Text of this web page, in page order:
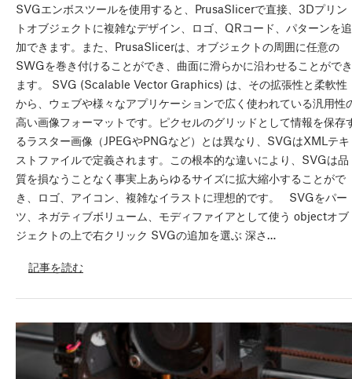
SVGエンボスツールを使用すると、PrusaSlicerで直接、3Dプリン
トオブジェクトに複雑なデザイン、ロゴ、QRコード、パターンを追
加できます。また、PrusaSlicerは、オブジェクトの周囲に任意の
SWGを巻き付けることができ、曲面に滑らかに沿わせることができ
ます。 SVG (Scalable Vector Graphics) は、その拡張性と柔軟性
から、ウェブや様々なアプリケーションで広く使われている汎用性
高い画像フォーマットです。ピクセルのグリッドとして情報を保存
るラスター画像（JPEGやPNGなど）とは異なり、SVGはXMLテキ
ストファイルで定義されます。この根本的な違いにより、SVGは品
質を損なうことなく事実上あらゆるサイズに拡大縮小することがで
き、ロゴ、アイコン、複雑なイラストに理想的です。 SVGをパー
ツ、ネガティブボリューム、モディファイアとして使う objectオブ
ジェクトの上で右クリック SVGの追加を選ぶ 深さ…
記事を読む